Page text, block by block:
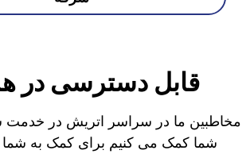
قابل دسترسی در
مخاطبین ما در سراسر اتریش در خدمت
شما کمک می کنیم برای کمک به شما